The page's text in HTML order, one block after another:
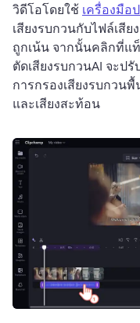
วิดีโอโดยใช้ เครื่องมือ
เสียงรบกวนกับไฟล์เสียง
ถูกเน้น จากนั้นคลิกที่แ
ตัดเสียงรบกวนAI จะป
การกรองเสียงรบกวน
และเสียงสะท้อน